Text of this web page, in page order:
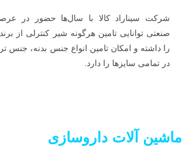
ماشین آلات داروسازی
شرکت سیناراد کالا با سال‌ها حضور در
صنعتی توانایی تامین هرگونه شیر کنترلی از
را داشته و امکان تامین انواع جنس بدنه، جنس
در تمامی سایزها را دارد.